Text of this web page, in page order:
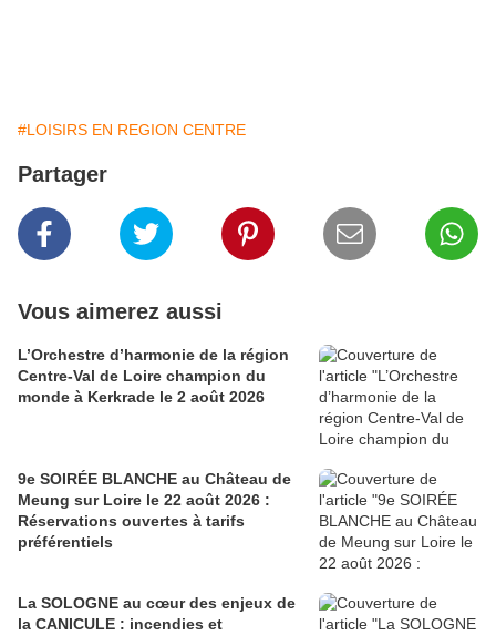
#LOISIRS EN REGION CENTRE
Partager
Vous aimerez aussi
L’Orchestre d’harmonie de la région
Centre-Val de Loire champion du
monde à Kerkrade le 2 août 2026
9e SOIRÉE BLANCHE au Château de
Meung sur Loire le 22 août 2026 :
Réservations ouvertes à tarifs
préférentiels
La SOLOGNE au cœur des enjeux de
la CANICULE : incendies et